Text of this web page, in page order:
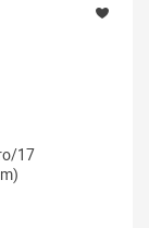
17